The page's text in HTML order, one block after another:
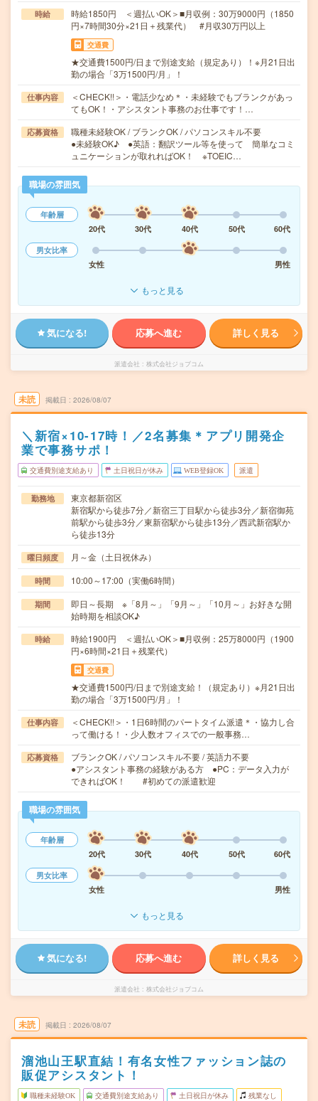
時給
時給1850円 ＜週払いOK＞■月収例：30万9000円（1850
円×7時間30分×21日＋残業代） #月収30万円以上
交通費
★交通費1500円/日まで別途支給（規定あり）！※月21日出
勤の場合「3万1500円/月」！
仕事内容
＜CHECK!!＞・電話少なめ＊・未経験でもブランクがあっ
てもOK！・アシスタント事務のお仕事です！…
応募資格
職種未経験OK / ブランクOK / パソコンスキル不要
●未経験OK♪ ●英語：翻訳ツール等を使って 簡単なコミ
ュニケーションが取れればOK！ ※TOEIC…
職場の雰囲気
年齢層
20代
30代 40代 50代
60代
男女比率
女性
男性
もっと見る
気になる! 応募へ進む 詳しく見る
派遣会社 株式会社ジョブコム
未読 掲載日 2026/08/07
＼新宿×10-17時！／2名募集＊アプリ開発企
業で事務サポ！
交通費別途支給あり 土日祝日が休み WEB登録OK 派遣
勤務地
東京都新宿区
新宿駅から徒歩7分／新宿三丁目駅から徒歩3分／新宿御苑
前駅から徒歩3分／東新宿駅から徒歩13分／西武新宿駅か
ら徒歩13分
曜日頻度 月～金（土日祝休み）
時間 10:00～17:00（実働6時間）
期間
即日～長期 ※「8月～」「9月～」「10月～」お好きな開
始時期を相談OK♪
時給
時給1900円 ＜週払いOK＞■月収例：25万8000円（1900
円×6時間×21日＋残業代）
交通費
★交通費1500円/日まで別途支給！（規定あり）※月21日出
勤の場合「3万1500円/月」！
仕事内容
＜CHECK!!＞・1日6時間のパートタイム派遣＊・協力し合
って働ける！・少人数オフィスでの一般事務…
応募資格
ブランクOK / パソコンスキル不要 / 英語力不要
●アシスタント事務の経験がある方 ●PC：データ入力が
できればOK！ #初めての派遣歓迎
職場の雰囲気
年齢層
20代
30代 40代 50代
60代
男女比率
女性
男性
もっと見る
気になる! 応募へ進む 詳しく見る
派遣会社 株式会社ジョブコム
未読 掲載日 2026/08/07
溜池山王駅直結！有名女性ファッション誌の
販促アシスタント！
職種未経験OK 交通費別途支給あり 土日祝日が休み 残業なし